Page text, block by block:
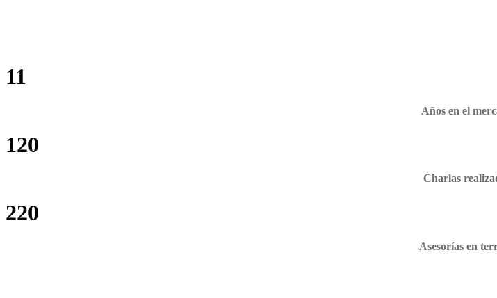
11
Años en el
120
Charlas
220
Asesorías en